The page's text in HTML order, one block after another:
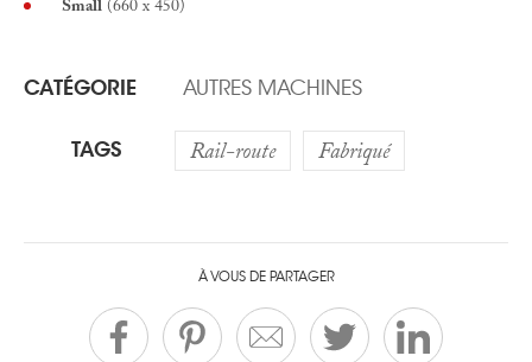
Small (660 x 450)
CATÉGORIE AUTRES MACHINES
TAGS Rail-route Fabriqué
À VOUS DE PARTAGER